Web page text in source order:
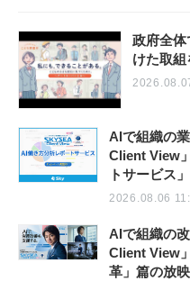
政府全体
けた取
AIで組織の
Client View
トサービス
2026.08.06
AIで組織の
Client View
革」篇の放